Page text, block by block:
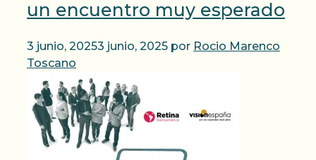
un encuentro muy esperado
3 junio, 20253 junio, 2025 por Rocio Marenco
Toscano